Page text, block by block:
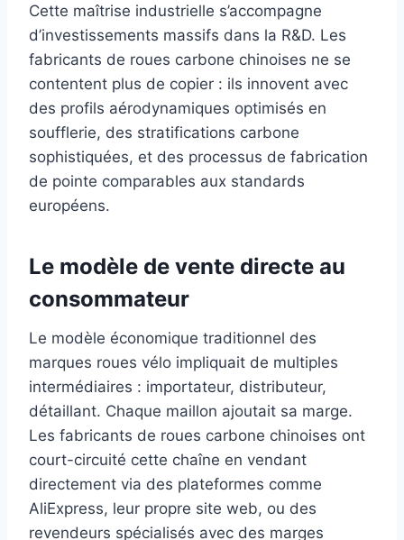
Cette maîtrise industrielle s’accompagne
d’investissements massifs dans la R&D. Les
fabricants de roues carbone chinoises ne se
contentent plus de copier : ils innovent avec
des profils aérodynamiques optimisés en
soufflerie, des stratifications carbone
sophistiquées, et des processus de fabrication
de pointe comparables aux standards
européens.
Le modèle de vente directe au
consommateur
Le modèle économique traditionnel des
marques roues vélo impliquait de multiples
intermédiaires : importateur, distributeur,
détaillant. Chaque maillon ajoutait sa marge.
Les fabricants de roues carbone chinoises ont
court-circuité cette chaîne en vendant
directement via des plateformes comme
AliExpress, leur propre site web, ou des
revendeurs spécialisés avec des marges